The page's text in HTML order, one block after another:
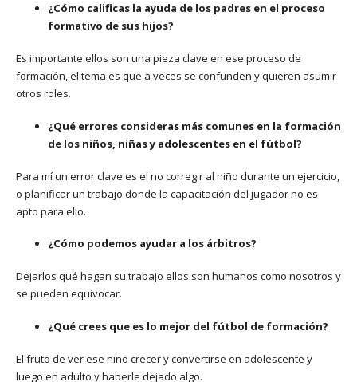
¿Cómo calificas la ayuda de los padres en el proceso
formativo de sus hijos?
Es importante ellos son una pieza clave en ese proceso de
formación, el tema es que a veces se confunden y quieren asumir
otros roles.
¿Qué errores consideras más comunes en la formación
de los niños, niñas y adolescentes en el fútbol?
Para mí un error clave es el no corregir al niño durante un ejercicio,
o planificar un trabajo donde la capacitación del jugador no es
apto para ello.
¿Cómo podemos ayudar a los árbitros?
Dejarlos qué hagan su trabajo ellos son humanos como nosotros y
se pueden equivocar.
¿Qué crees que es lo mejor del fútbol de formación?
El fruto de ver ese niño crecer y convertirse en adolescente y
luego en adulto y haberle dejado algo.